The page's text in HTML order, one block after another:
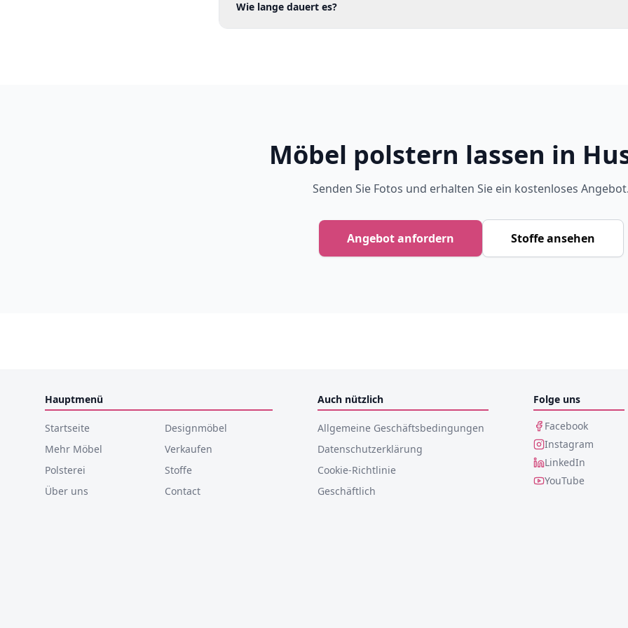
Wie lange dauert es?
Möbel polstern lassen in
Senden Sie Fotos und erhalten Sie ein kostenloses Angebot.
Angebot anfordern Stoffe ansehen
Hauptmenü
Startseite
Designmöbel
Mehr Möbel
Verkaufen
Polsterei
Stoffe
Über uns
Contact
Auch nützlich
Allgemeine Geschäftsbedingungen
Datenschutzerklärung
Cookie-Richtlinie
Geschäftlich
Folge uns
Facebook
Instagram
LinkedIn
YouTube